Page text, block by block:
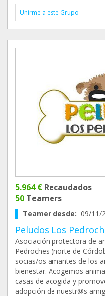
Unirme a este Grupo
5.964 € Recaudados
50 Teamers
Teamer desde: 09/11/
Peludos Los
Asociación protectora de
Pedroches (norte de
socias/os amantes de los
bienestar. Acogemos
casas de acogida y
adopción de nuestr@s